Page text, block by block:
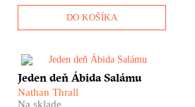
jeho. Inej cesty niet.
DO KOŠÍKA
​Jedno obyčajné ráno na
Západnom brehu Jordánu.
Jeden celkom obyčajný deň,
Jeden deň Ábida Salámu
Nathan Thrall
Na sklade